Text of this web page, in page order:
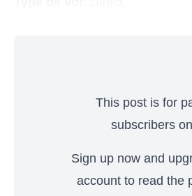
This post is for
subscribers
Sign up now and
account to read the